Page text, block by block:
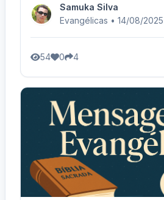
Samuka Silva
Evangélicas • 14/08/2025
54 0 4